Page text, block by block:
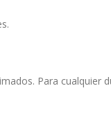
Para cualquier